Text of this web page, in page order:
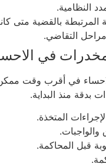
النظامية.
المرتبطة بالقضية متى
مراحل التقاضي.
في
في أقرب وقت ممكن
بدقة منذ البداية.
المتخذة.
والواجبات.
قبل المحاكمة.